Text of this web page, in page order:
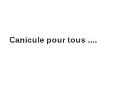
Canicule pour tous ....